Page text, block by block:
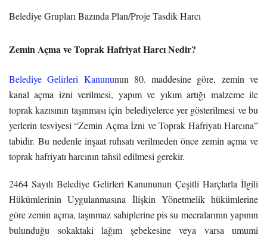
Belediye Grupları Bazında Plan/Proje Tasdik Harcı
Zemin Açma ve Toprak Hafriyat Harcı Nedir?
Belediye Gelirleri Kanununun 80. maddesine göre, zemin ve
kanal açma izni verilmesi, yapım ve yıkım artığı malzeme ile
toprak kazısının taşınması için belediyelerce yer gösterilmesi ve bu
yerlerin tesviyesi “Zemin Açma İzni ve Toprak Hafriyatı Harcına”
tabidir. Bu nedenle inşaat ruhsatı verilmeden önce zemin açma ve
toprak hafriyatı harcının tahsil edilmesi gerekir.
2464 Sayılı Belediye Gelirleri Kanununun Çeşitli Harçlarla İlgili
Hükümlerinin Uygulanmasına İlişkin Yönetmelik hükümlerine
göre zemin açma, taşınmaz sahiplerine pis su mecralarının yapının
bulunduğu sokaktaki lağım şebekesine veya varsa umumi